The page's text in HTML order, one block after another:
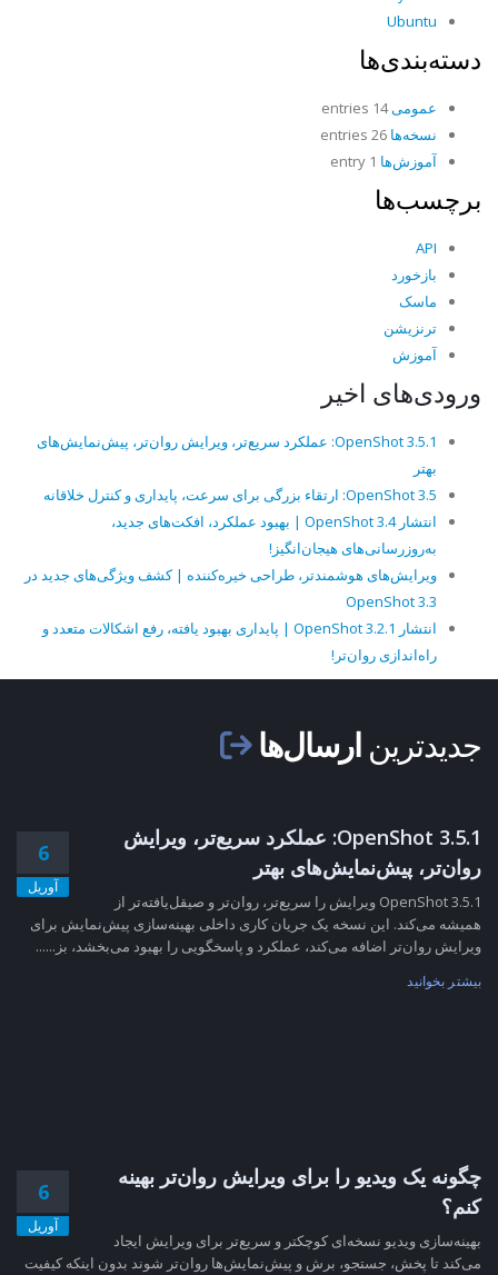
Ubuntu
دسته‌بندی‌ها
عمومی14 entries
نسخه‌ها
آموزش‌ها
برچسب‌ها
API
بازخورد
ماسک
ترنزیشن
آموزش
ورودی‌های اخیر
OpenShot 3.5.1: عملکرد سریع‌تر، ویرایش روان‌تر، پیش‌نمایش‌های
بهتر
OpenShot 3.5: ارتقاء بزرگی برای سرعت، پایداری و کنترل خلاقانه
انتشار OpenShot 3.4 | بهبود عملکرد، افکت‌های جدید،
به‌روزرسانی‌های هیجان‌انگیز!
ویرایش‌های هوشمندتر، طراحی خیره‌کننده | کشف ویژگی‌های جدید در
OpenShot 3.3
انتشار OpenShot 3.2.1 | پایداری بهبود یافته، رفع اشکالات متعدد و
راه‌اندازی روان‌تر!
جدیدترین ارسال‌ها
6
آوریل
OpenShot 3.5.1: عملکرد سریع‌تر، ویرایش
روان‌تر، پیش‌نمایش‌های بهتر
OpenShot 3.5.1 ویرایش را سریع‌تر، روان‌تر و صیقل‌یافته‌تر از
همیشه می‌کند. این نسخه یک جریان کاری داخلی بهینه‌سازی پیش‌نمایش برای
ویرایش روان‌تر اضافه می‌کند، عملکرد و پاسخگویی را بهبود می‌بخشد، بز......
بیشتر بخوانید
6
آوریل
چگونه یک ویدیو را برای ویرایش روان‌تر بهینه
کنم؟
بهینه‌سازی ویدیو نسخه‌ای کوچکتر و سریع‌تر برای ویرایش ایجاد
می‌کند تا پخش، جستجو، برش و پیش‌نمایش‌ها روان‌تر شوند بدون اینکه کیفیت